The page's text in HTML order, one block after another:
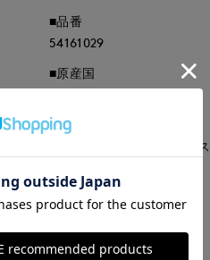
■品番
54161029
■原産国
■クオリティ
表地:毛100% 裏地:ポリエ
■取扱い方法